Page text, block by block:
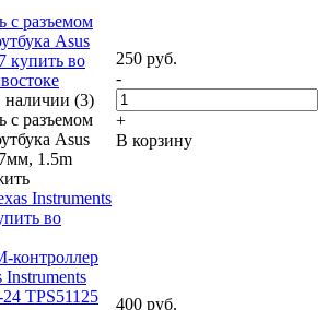
с разъемом
Asus
купить во
наличии (3)
с разъемом
Asus
1.5m
250 руб.
-
+
В корзину
Instruments
во
Instruments
TPS51125
400 руб.